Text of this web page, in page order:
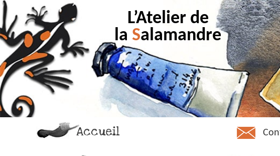
L’Atelier de
la Salamandre
Accueil